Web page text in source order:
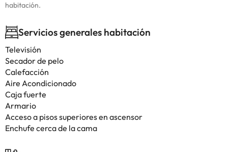
habitación.
Servicios generales habitación
Televisión
Secador de pelo
Calefacción
Aire Acondicionado
Caja fuerte
Armario
Acceso a pisos superiores en ascensor
Enchufe cerca de la cama